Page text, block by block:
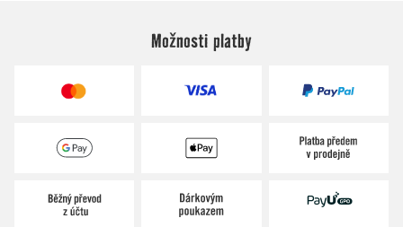
Možnosti platby